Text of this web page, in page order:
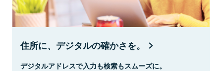
住所に、デジタルの確かさを。
デジタルアドレスで入力も検索もスムーズに。